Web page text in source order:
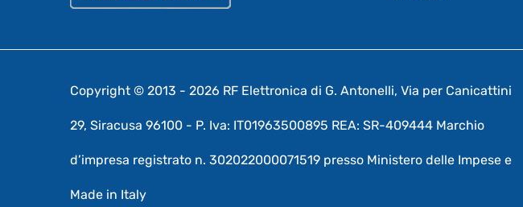
Copyright © 2013 - 2026 RF Elettronica di G. Antonelli, Via per Canicattini
29, Siracusa 96100 - P. Iva: IT01963500895 REA: SR-409444 Marchio
d’impresa registrato n. 302022000071519 presso Ministero delle Impese e
Made in Italy